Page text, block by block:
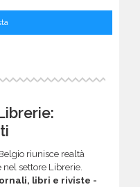
riunisce realtà
settore Librerie.
libri e riviste -